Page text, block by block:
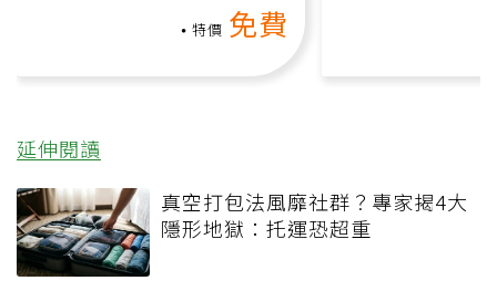
特價 免費
延伸閱讀
真空打包法風靡社群？專家揭4大
隱形地獄：托運恐超重